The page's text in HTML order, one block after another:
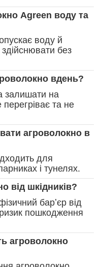
Agreen воду та
воду й
без
вдень?
залишати на
та не
агроволокно в
для
і тунелях.
від шкідників?
барʼєр від
пошкодження
агроволокно